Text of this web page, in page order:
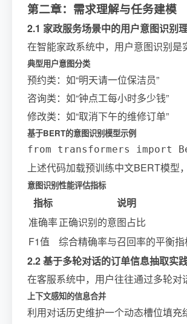
第二章：需求理解与任务建模
2.1 家政服务场景中的用户意图识别
在智能家政系统中，用户意图识别
典型用户意图分类
预约类：如“明天请一位保洁员”
咨询类：如“钟点工每小时多少钱”
修改类：如“取消下午的维修订单”
基于BERT的意图识别模型示例
from transformers import
上述代码加载预训练中文BERT模型
意图识别性能评估指标
指标
说明
准确率正确识别的意图占比
F1值
综合精确率与召回率的平衡指
2.2 基于多轮对话的订单信息抽取实
在客服系统中，用户往往通过多轮
上下文感知的信息合并
利用对话历史维护一个动态槽位填